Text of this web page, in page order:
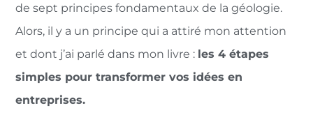
de sept principes fondamentaux de la géologie.
Alors, il y a un principe qui a attiré mon attention
et dont j’ai parlé dans mon livre : les 4 étapes
simples pour transformer vos idées en
entreprises.